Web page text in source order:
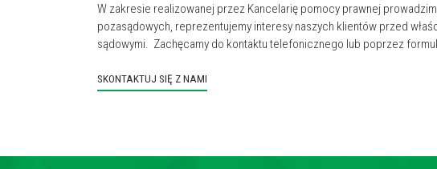
W zakresie realizowanej przez Kancelarię pomocy prawnej
pozasądowych, reprezentujemy interesy naszych klientów przed
sądowymi. Zachęcamy do kontaktu telefonicznego lub poprzez
SKONTAKTUJ SIĘ Z NAMI